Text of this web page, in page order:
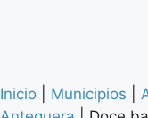
Inicio Municipios